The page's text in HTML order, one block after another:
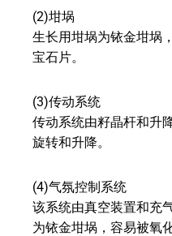
(2)坩埚
生长用坩埚为铱金坩埚
宝石片。
(3)传动系统
传动系统由籽晶杆和升
旋转和升降。
(4)气氛控制系统
该系统由真空装置和充
为铱金坩埚，容易被氧